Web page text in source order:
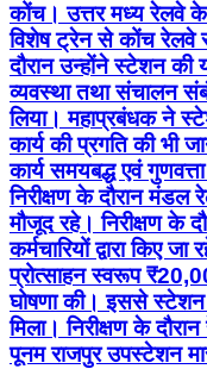
कोंच। उत्तर मध्य रेलवे के
विशेष ट्रेन से कोंच रेलवे
दौरान उन्होंने स्टेशन की
व्यवस्था तथा संचालन
लिया। महाप्रबंधक ने
कार्य की प्रगति की भी
कार्य समयबद्ध एवं
निरीक्षण के दौरान
मौजूद रहे। निरीक्षण के
कर्मचारियों द्वारा किए
प्रोत्साहन स्वरूप
घोषणा की। इससे स्टेशन
मिला। निरीक्षण के
पूनम राजपुर उपस्टेशन